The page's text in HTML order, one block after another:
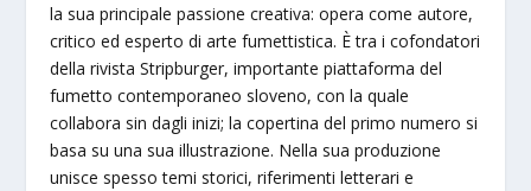
la sua principale passione creativa: opera come autore,
critico ed esperto di arte fumettistica. È tra i cofondatori
della rivista Stripburger, importante piattaforma del
fumetto contemporaneo sloveno, con la quale
collabora sin dagli inizi; la copertina del primo numero si
basa su una sua illustrazione. Nella sua produzione
unisce spesso temi storici, riferimenti letterari e